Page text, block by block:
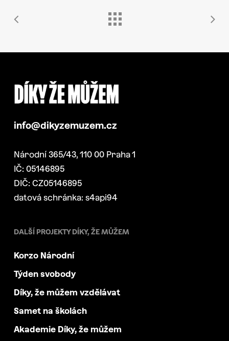
info@dikyzemuzem.cz
Národní 365/43, 110 00 Praha 1
IČ: 05146895
DIČ: CZ05146895
datová schránka: s4api94
DALŠÍ PROJEKTY DÍKY, ŽE MŮŽEM
Korzo Národní
Týden svobody
Díky, že můžem vzdělávat
Samet na školách
Akademie Díky, že můžem